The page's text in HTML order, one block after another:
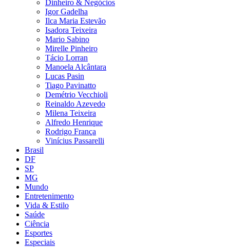
Dinheiro & Negócios
Igor Gadelha
Ilca Maria Estevão
Isadora Teixeira
Mario Sabino
Mirelle Pinheiro
Tácio Lorran
Manoela Alcântara
Lucas Pasin
Tiago Pavinatto
Demétrio Vecchioli
Reinaldo Azevedo
Milena Teixeira
Alfredo Henrique
Rodrigo França
Vinícius Passarelli
Brasil
DF
SP
MG
Mundo
Entretenimento
Vida & Estilo
Saúde
Ciência
Esportes
Especiais